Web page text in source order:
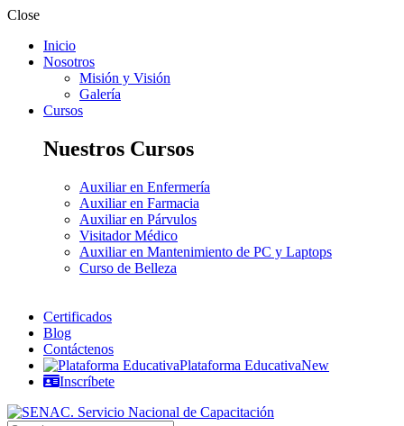
Close
Inicio
Nosotros
Misión y Visión
Galería
Cursos
Nuestros Cursos
Auxiliar en Enfermería
Auxiliar en Farmacia
Auxiliar en Párvulos
Visitador Médico
Auxiliar en Mantenimiento de PC y Laptops
Curso de Belleza
Certificados
Blog
Contáctenos
Plataforma EducativaNew
Inscríbete